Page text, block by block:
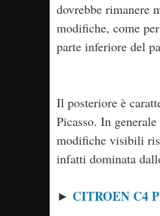
dovrebbe rimanere
modifiche, come
parte inferiore del
Il posteriore è
Picasso. In
modifiche visibili
infatti dominata
► CITROEN C4